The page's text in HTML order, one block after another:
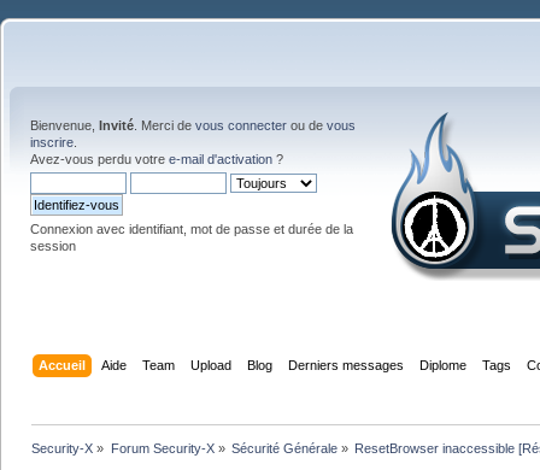
Bienvenue, Invité . Merci de vous connecter ou de vous
inscrire
Avez-vous perdu votre e-mail d'activation ?
Connexion avec identifiant, mot de passe et durée de la
session
Accueil Aide Team Upload Blog Derniers messages Diplome Tags
Security-X » Forum Security-X» Sécurité Générale» ResetBrowser inaccessible